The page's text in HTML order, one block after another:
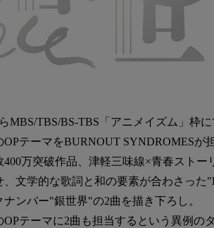
MBS/TBS/BS-TBS「アニメイズム」枠
OPテーマをBURNOUT SYNDROMESが
400万突破作品、津軽三味線×青春スト
、文学的な歌詞と和の要素が合わさっ
ナンバー"銀世界"の2曲を描き下ろし。
OPテーマに2曲も担当するという異例の